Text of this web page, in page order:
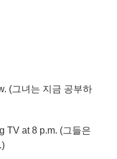
(그녀는 지금 공부하
TV at 8 p.m. (그들은